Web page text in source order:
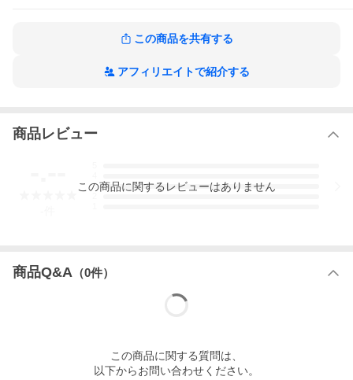
この商品を共有する
アフィリエイトで紹介する
商品レビュー
3
この商品に関するレビューはありません
商品Q&A （0件）
この商品に関する質問は、
以下からお問い合わせください。